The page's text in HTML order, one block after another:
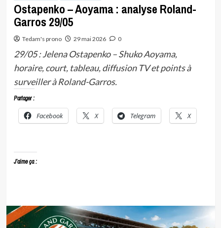
Ostapenko – Aoyama : analyse Roland-
Garros 29/05
Tedam's prono 29 mai 2026 0
29/05 : Jelena Ostapenko – Shuko Aoyama,
horaire, court, tableau, diffusion TV et points à
surveiller à Roland-Garros.
Partager :
Facebook X Telegram X
J’aime ça :